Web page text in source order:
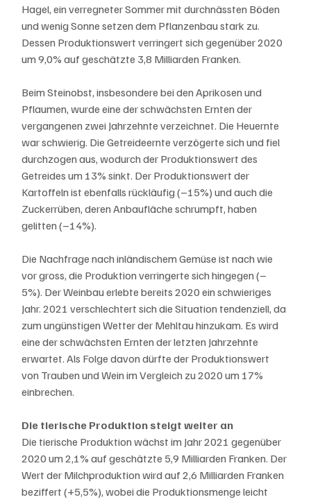
Hagel, ein verregneter Sommer mit durchnässten Böden
und wenig Sonne setzen dem Pflanzenbau stark zu.
Dessen Produktionswert verringert sich gegenüber 2020
um 9,0% auf geschätzte 3,8 Milliarden Franken.
Beim Steinobst, insbesondere bei den Aprikosen und
Pflaumen, wurde eine der schwächsten Ernten der
vergangenen zwei Jahrzehnte verzeichnet. Die Heuernte
war schwierig. Die Getreideernte verzögerte sich und fiel
durchzogen aus, wodurch der Produktionswert des
Getreides um 13% sinkt. Der Produktionswert der
Kartoffeln ist ebenfalls rückläufig (–15%) und auch die
Zuckerrüben, deren Anbaufläche schrumpft, haben
gelitten (–14%).
Die Nachfrage nach inländischem Gemüse ist nach wie
vor gross, die Produktion verringerte sich hingegen (–
5%). Der Weinbau erlebte bereits 2020 ein schwieriges
Jahr. 2021 verschlechtert sich die Situation tendenziell, da
zum ungünstigen Wetter der Mehltau hinzukam. Es wird
eine der schwächsten Ernten der letzten Jahrzehnte
erwartet. Als Folge davon dürfte der Produktionswert
von Trauben und Wein im Vergleich zu 2020 um 17%
einbrechen.
Die tierische Produktion steigt weiter an
Die tierische Produktion wächst im Jahr 2021 gegenüber
2020 um 2,1% auf geschätzte 5,9 Milliarden Franken. Der
Wert der Milchproduktion wird auf 2,6 Milliarden Franken
beziffert (+5,5%), wobei die Produktionsmenge leicht